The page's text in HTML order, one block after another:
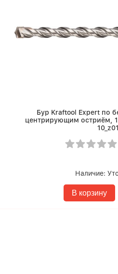
Бур Kraftool Expert по
центрирующим остриём,
10_z01
Наличие:
В корзину